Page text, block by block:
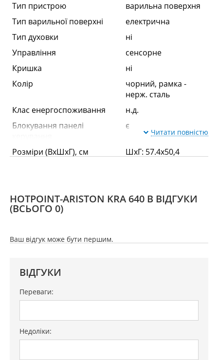
Тип пристрою
варильна поверхня
Тип варильної поверхні
електрична
Тип духовки
ні
Управління
сенсорне
Кришка
ні
Колір
чорний, рамка -
нерж. сталь
Клас енергоспоживання
н.д.
Блокування панелі
є
Розміри (ВхШхГ), см
ШхГ: 57.4x50,4
Кількість газових конфорок
ні
Кількість електричних
Покриття робочої поверхні
склокераміка
елемента
Електрозапалювання
ні
Індикатор залишкового
тепла
є
Читати повністю
HOTPOINT-ARISTON KRA 640 B ВІДГУКИ
(ВСЬОГО 0)
Ваш відгук може бути першим.
ВІДГУКИ
Переваги:
Недоліки: